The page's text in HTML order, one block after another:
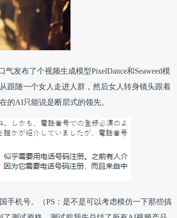
发布了个视频生成模型PixelDance和Seaweed模
跟随一个女人走进人群，然后女人转身镜头跟着
的AI只能说是断层式的领先。
手机号。（PS：是不是可以考虑模仿一下那些搞